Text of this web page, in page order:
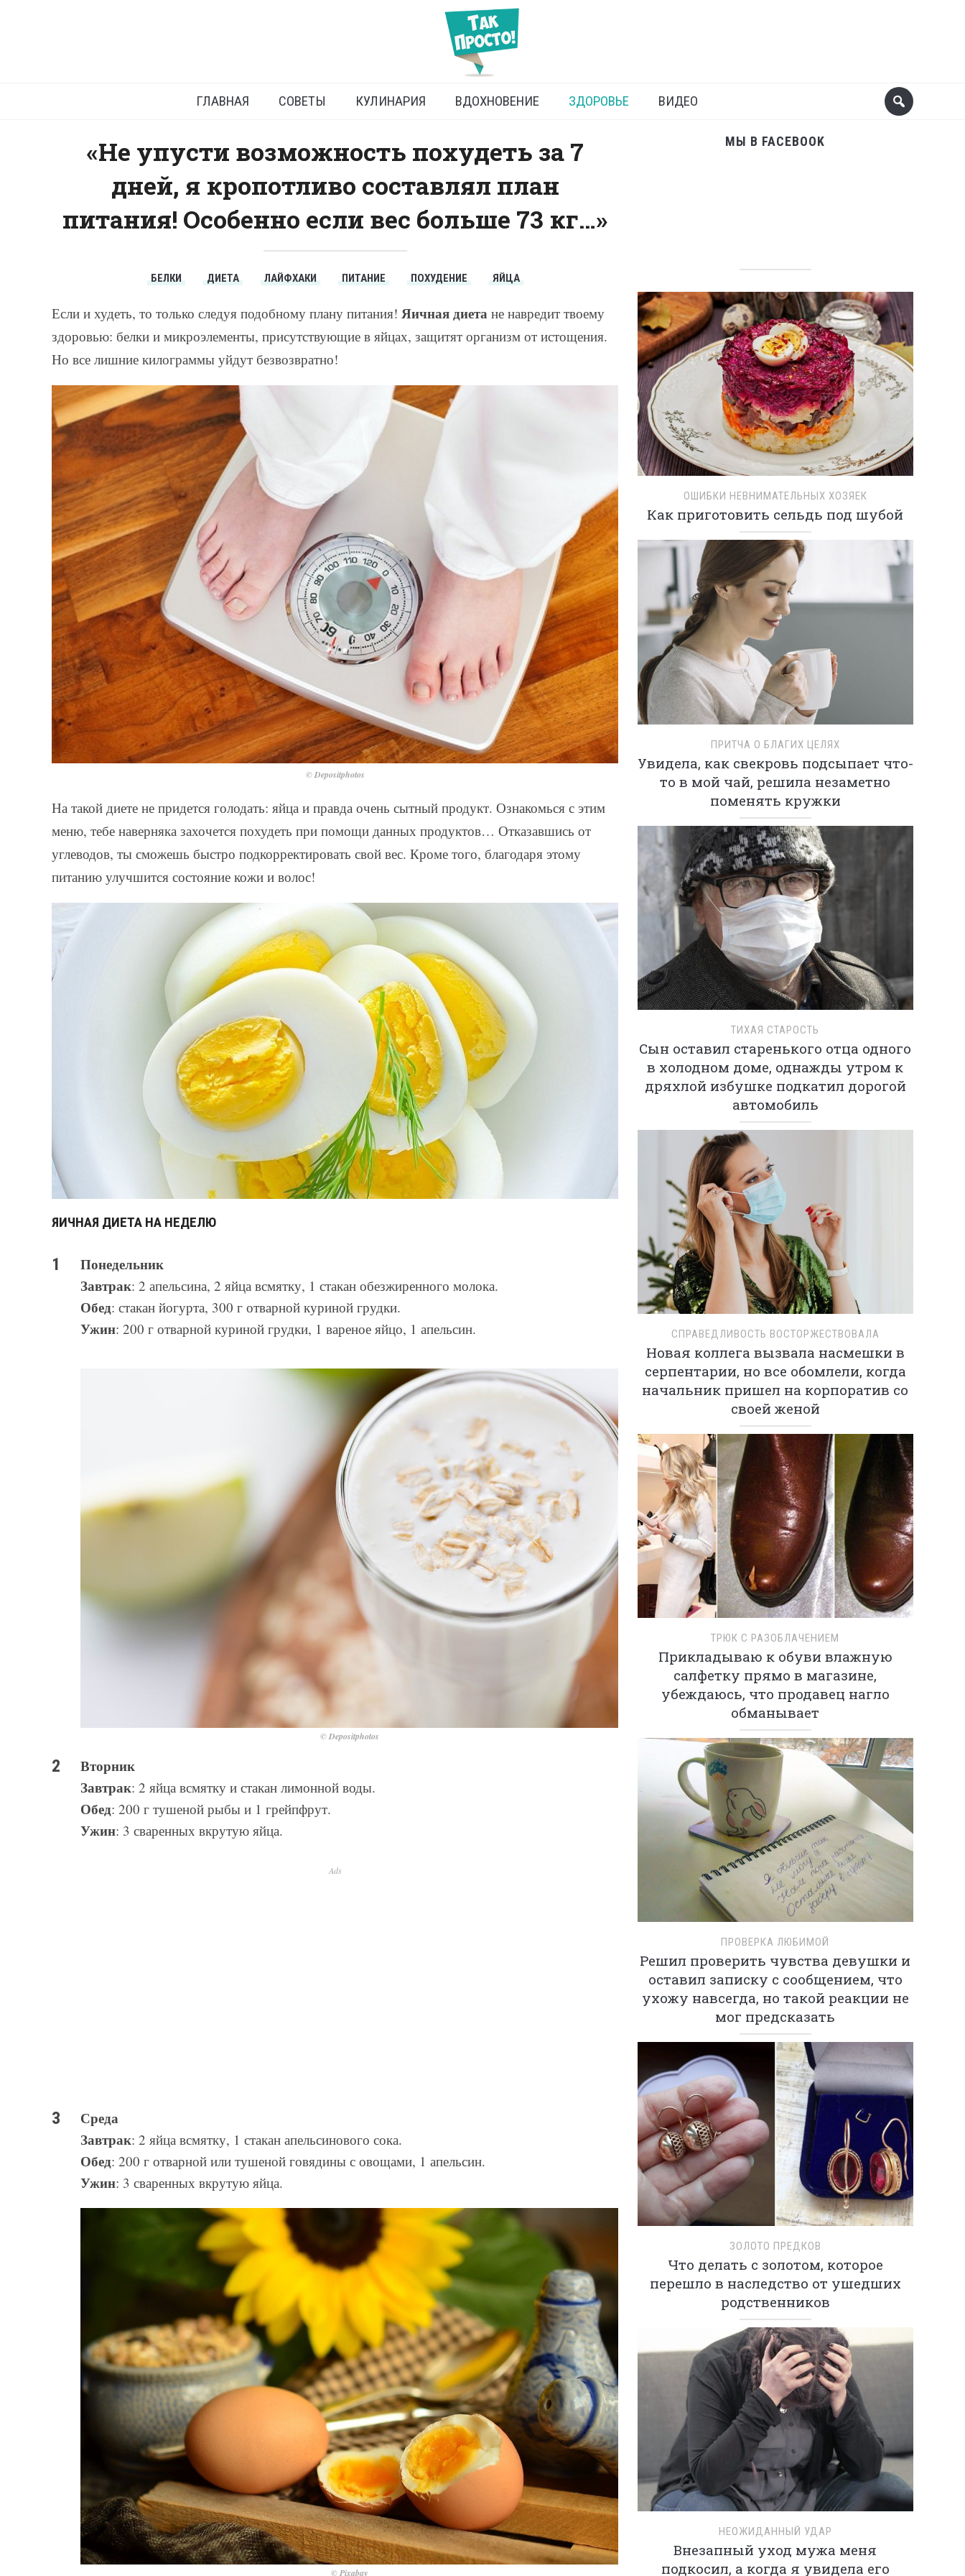
Яичная диета на неделю
ГЛАВНАЯ СОВЕТЫ КУЛИНАРИЯ ВДОХНОВЕНИЕ ЗДОРОВЬЕ ВИДЕО
«Не упусти возможность похудеть за 7
дней, я кропотливо составлял план
питания! Особенно если вес больше 73 кг…»
БЕЛКИ ДИЕТА ЛАЙФХАКИ ПИТАНИЕ ПОХУДЕНИЕ ЯЙЦА
Если и худеть, то только следуя подобному плану питания! Яичная диета не навредит твоему
здоровью: белки и микроэлементы, присутствующие в яйцах, защитят организм от истощения.
Но все лишние килограммы уйдут безвозвратно!
© Depositphotos
На такой диете не придется голодать: яйца и правда очень сытный продукт. Ознакомься с этим
меню, тебе наверняка захочется похудеть при помощи данных продуктов… Отказавшись от
углеводов, ты сможешь быстро подкорректировать свой вес. Кроме того, благодаря этому
питанию улучшится состояние кожи и волос!
ЯИЧНАЯ ДИЕТА НА НЕДЕЛЮ
Понедельник
Завтрак: 2 апельсина, 2 яйца всмятку, 1 стакан обезжиренного молока.
Обед: стакан йогурта, 300 г отварной куриной грудки.
Ужин: 200 г отварной куриной грудки, 1 вареное яйцо, 1 апельсин.
© Depositphotos
Вторник
Завтрак: 2 яйца всмятку и стакан лимонной воды.
Обед: 200 г тушеной рыбы и 1 грейпфрут.
Ужин: 3 сваренных вкрутую яйца.
Ads
Среда
Завтрак: 2 яйца всмятку, 1 стакан апельсинового сока.
Обед: 200 г отварной или тушеной говядины с овощами, 1 апельсин.
Ужин: 3 сваренных вкрутую яйца.
© Pixabay
МЫ В FACEBOOK
ОШИБКИ НЕВНИМАТЕЛЬНЫХ ХОЗЯЕК
Как приготовить сельдь под шубой
ПРИТЧА О БЛАГИХ ЦЕЛЯХ
Увидела, как свекровь подсыпает что-
то в мой чай, решила незаметно
поменять кружки
ТИХАЯ СТАРОСТЬ
Сын оставил старенького отца одного
в холодном доме, однажды утром к
дряхлой избушке подкатил дорогой
автомобиль
СПРАВЕДЛИВОСТЬ ВОСТОРЖЕСТВОВАЛА
Новая коллега вызвала насмешки в
серпентарии, но все обомлели, когда
начальник пришел на корпоратив со
своей женой
ТРЮК С РАЗОБЛАЧЕНИЕМ
Прикладываю к обуви влажную
салфетку прямо в магазине,
убеждаюсь, что продавец нагло
обманывает
ПРОВЕРКА ЛЮБИМОЙ
Решил проверить чувства девушки и
оставил записку с сообщением, что
ухожу навсегда, но такой реакции не
мог предсказать
ЗОЛОТО ПРЕДКОВ
Что делать с золотом, которое
перешло в наследство от ушедших
родственников
НЕОЖИДАННЫЙ УДАР
Внезапный уход мужа меня
подкосил, а когда я увидела его